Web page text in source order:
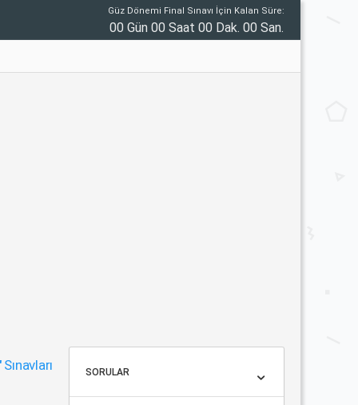
Güz Dönemi Final Sınavı İçin Kalan Süre:
00 Gün 00 Saat 00 Dak. 00 San.
Sınavları SORULAR